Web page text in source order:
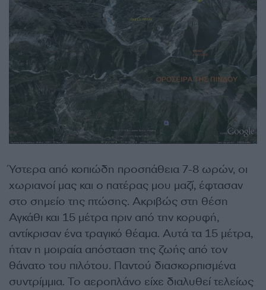
Ύστερα από κοπιώδη προσπάθεια 7-8 ωρών, οι
χωριανοί μας και ο πατέρας μου μαζί, έφτασαν
στο σημείο της πτώσης. Ακριβώς στη θέση
Αγκάθι και 15 μέτρα πριν από την κορυφή,
αντίκρισαν ένα τραγικό θέαμα. Αυτά τα 15 μέτρα,
ήταν η μοιραία απόσταση της ζωής από τον
θάνατο του πιλότου. Παντού διασκορπισμένα
συντρίμμια. Το αεροπλάνο είχε διαλυθεί τελείως